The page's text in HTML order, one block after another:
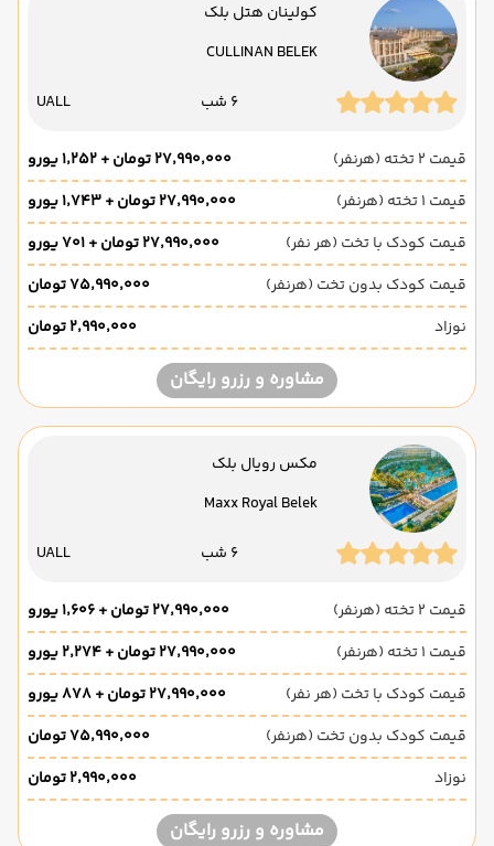
کولینان هتل بلک
CULLINAN BELEK
6 شب UALL
قیمت 2 تخته (هرنفر)
۲۷٬۹۹۰٬۰۰۰ تومان + ۱٬۲۵۲ یورو
قیمت 1 تخته (هرنفر)
۲۷٬۹۹۰٬۰۰۰ تومان + ۱٬۷۴۳ یورو
قیمت کودک با تخت (هر نفر)
۲۷٬۹۹۰٬۰۰۰ تومان + ۷۰۱ یورو
قیمت کودک بدون تخت (هرنفر)
۷۵٬۹۹۰٬۰۰۰ تومان
نوزاد
۲٬۹۹۰٬۰۰۰ تومان
مشاوره و رزرو رایگان
مکس رویال بلک
Maxx Royal Belek
6 شب UALL
قیمت 2 تخته (هرنفر)
۲۷٬۹۹۰٬۰۰۰ تومان + ۱٬۶۰۶ یورو
قیمت 1 تخته (هرنفر)
۲۷٬۹۹۰٬۰۰۰ تومان + ۲٬۲۷۴ یورو
قیمت کودک با تخت (هر نفر)
۲۷٬۹۹۰٬۰۰۰ تومان + ۸۷۸ یورو
قیمت کودک بدون تخت (هرنفر)
۷۵٬۹۹۰٬۰۰۰ تومان
نوزاد
۲٬۹۹۰٬۰۰۰ تومان
مشاوره و رزرو رایگان